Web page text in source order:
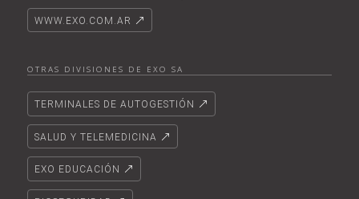
WWW.EXO.COM.AR
OTRAS DIVISIONES DE EXO SA
TERMINALES DE AUTOGESTIÓN
SALUD Y TELEMEDICINA
EXO EDUCACIÓN